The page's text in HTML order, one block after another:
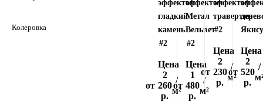
Колеровка
эффектом
гладкий
камень
#2
Цена
от
2
260
р.
/
м²
эффектом
Метал
Вельвет
#2
Цена
от
1
480
р.
/
м²
эффектом
травертин
#2
Цена
от
2
230
р.
/
м²
Цена
от
2
520
р.
/